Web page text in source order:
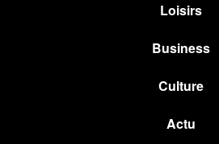
Loisirs
Business
Culture
Actu